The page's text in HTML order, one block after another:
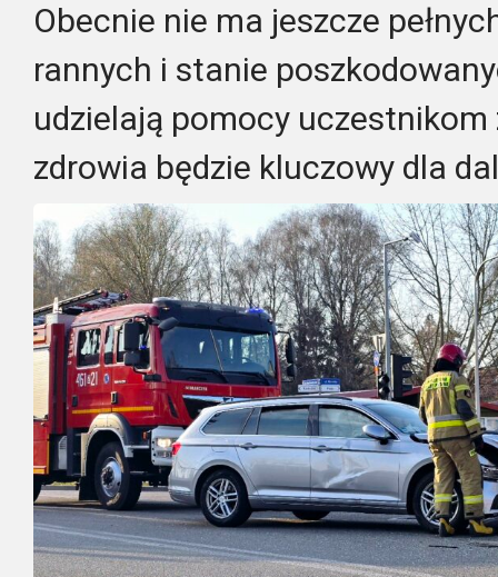
Obecnie nie ma jeszcze
rannych i stanie
udzielają pomocy
zdrowia będzie kluczowy dla